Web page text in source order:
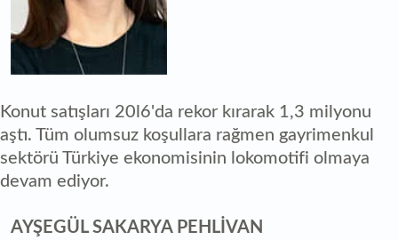
Konut satışları 20l6'da rekor kırarak 1,3 milyonu
aştı. Tüm olumsuz koşullara rağmen gayrimenkul
sektörü Türkiye ekonomisinin lokomotifi olmaya
devam ediyor.
AYŞEGÜL SAKARYA PEHLİVAN